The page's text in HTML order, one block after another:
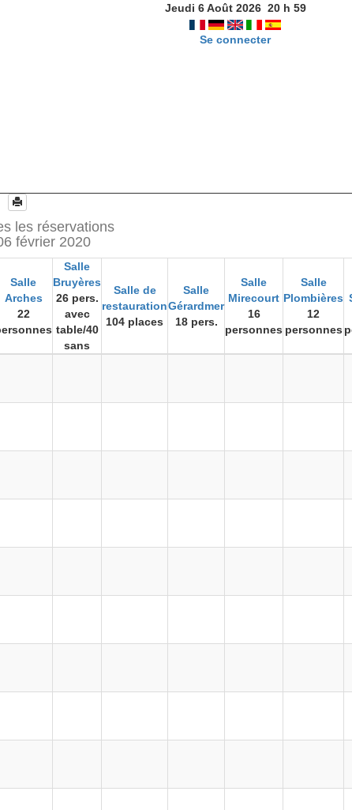
Jeudi 6 Août 2026 20h 59
Se connecter
Salle
Arches
22
Salle
Bruyères
26 pers.
avec
table/40
sans
Salle de
restauration
104 places
Salle
Gérardmer
18 pers.
Salle
Mirecourt
16
personnes
Salle
Plombières
12
personnes
les réservations
février 2020